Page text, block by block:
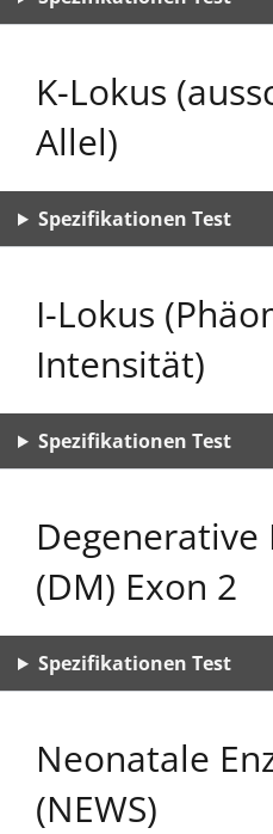
K-Lokus
Allel)
Spezifikationen Test
I-Lokus
Intensität)
Spezifikationen Test
(DM) Exon 2
Spezifikationen Test
Neonatale
(NEWS)